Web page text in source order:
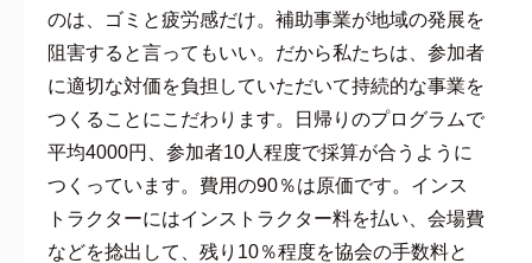
のは、ゴミと疲労感だけ。補助事業が地域の発展を
阻害すると言ってもいい。だから私たちは、参加者
に適切な対価を負担していただいて持続的な事業を
つくることにこだわります。日帰りのプログラムで
平均4000円、参加者10人程度で採算が合うように
つくっています。費用の90％は原価です。インス
トラクターにはインストラクター料を払い、会場費
などを捻出して、残り10％程度を協会の手数料と